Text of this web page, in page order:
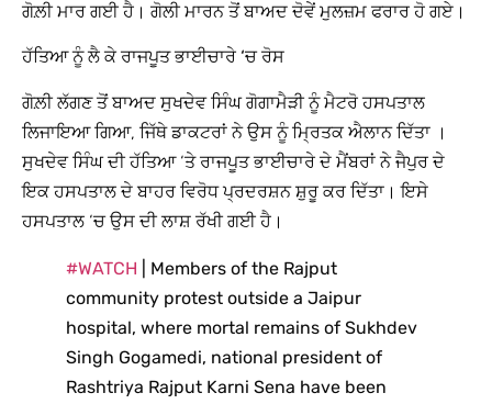
ਗੋਲ਼ੀ ਮਾਰ ਗਈ ਹੈ। ਗੋਲੀ ਮਾਰਨ ਤੋਂ ਬਾਅਦ ਦੋਵੇਂ ਮੁਲਜ਼ਮ ਫਰਾਰ ਹੋ ਗਏ।
ਹੱਤਿਆ ਨੂੰ ਲੈ ਕੇ ਰਾਜਪੂਤ ਭਾਈਚਾਰੇ ‘ਚ ਰੋਸ
ਗੋਲ਼ੀ ਲੱਗਣ ਤੋਂ ਬਾਅਦ ਸੁਖਦੇਵ ਸਿੰਘ ਗੋਗਾਮੈੜੀ ਨੂੰ ਮੈਟਰੋ ਹਸਪਤਾਲ
ਲਿਜਾਇਆ ਗਿਆ, ਜਿੱਥੇ ਡਾਕਟਰਾਂ ਨੇ ਉਸ ਨੂੰ ਮ੍ਰਿਤਕ ਐਲਾਨ ਦਿੱਤਾ ।
ਸੁਖਦੇਵ ਸਿੰਘ ਦੀ ਹੱਤਿਆ ‘ਤੇ ਰਾਜਪੂਤ ਭਾਈਚਾਰੇ ਦੇ ਮੈਂਬਰਾਂ ਨੇ ਜੈਪੁਰ ਦੇ
ਇਕ ਹਸਪਤਾਲ ਦੇ ਬਾਹਰ ਵਿਰੋਧ ਪ੍ਰਦਰਸ਼ਨ ਸ਼ੁਰੂ ਕਰ ਦਿੱਤਾ। ਇਸੇ
ਹਸਪਤਾਲ ‘ਚ ਉਸ ਦੀ ਲਾਸ਼ ਰੱਖੀ ਗਈ ਹੈ।
#WATCH | Members of the Rajput
community protest outside a Jaipur
hospital, where mortal remains of Sukhdev
Singh Gogamedi, national president of
Rashtriya Rajput Karni Sena have been